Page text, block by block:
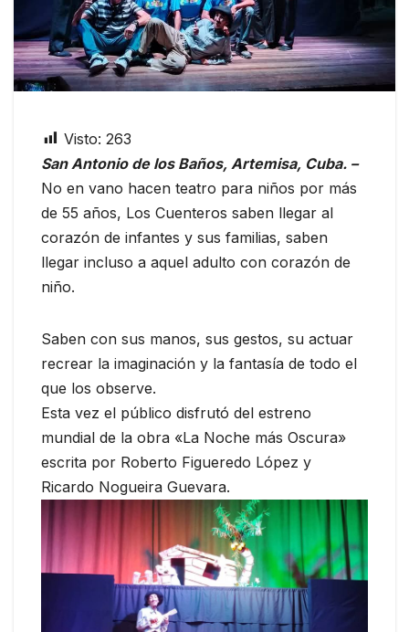
Visto: 263
San Antonio de los Baños, Artemisa, Cuba. –
No en vano hacen teatro para niños por más
de 55 años, Los Cuenteros saben llegar al
corazón de infantes y sus familias, saben
llegar incluso a aquel adulto con corazón de
niño.
Saben con sus manos, sus gestos, su actuar
recrear la imaginación y la fantasía de todo el
que los observe.
Esta vez el público disfrutó del estreno
mundial de la obra «La Noche más Oscura»
escrita por Roberto Figueredo López y
Ricardo Nogueira Guevara.